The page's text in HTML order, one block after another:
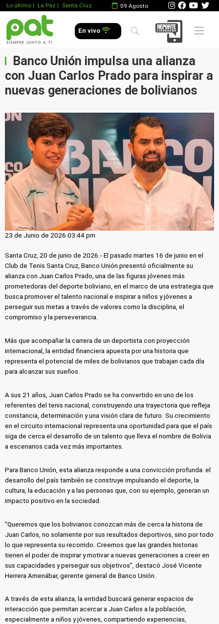
Lo último | La Paz | Santa Cruz 09 Agosto
En vivo Mobile
Banco Unión impulsa una alianza
con Juan Carlos Prado para inspirar a
nuevas generaciones de bolivianos
23 de Junio de 2026 03:44 pm
Santa Cruz, 20 de junio de 2026.- El pasado martes 16 de junio en el
Club de Tenis Santa Cruz, Banco Unión presentó oficialmente su
alianza con Juan Carlos Prado, una de las figuras jóvenes más
prometedoras del deporte boliviano, en el marco de una estrategia que
busca promover el talento nacional e inspirar a niños y jóvenes a
perseguir sus metas a través de valores como la disciplina, el
compromiso y la perseverancia.
Más que acompañar la carrera de un deportista con proyección
internacional, la entidad financiera apuesta por una historia que
representa el potencial de miles de bolivianos que trabajan cada día
para alcanzar sus sueños.
A sus 21 años, Juan Carlos Prado se ha convertido en uno de los
referentes del tenis nacional, construyendo una trayectoria que refleja
constancia, determinación y una visión clara de futuro. Su crecimiento
en el circuito internacional representa una oportunidad para que el país
siga de cerca el desarrollo de un talento que lleva el nombre de Bolivia
a escenarios cada vez más importantes.
Para Banco Unión, esta alianza responde a una convicción profunda: el
desarrollo del país también se construye impulsando el deporte, la
cultura, la educación y a las personas que, con su ejemplo, generan un
impacto positivo en la sociedad.
“Queremos que los bolivianos conozcan más de cerca la historia de
Juan Carlos, no solamente por sus resultados deportivos, sino por todo
lo que representa su recorrido. Creemos que las grandes historias
tienen el poder de inspirar y motivar a nuevas generaciones a creer en
sus capacidades y perseguir sus objetivos”, destacó José Vicente
Herrera Amenábar, gerente general de Banco Unión.
A través de esta alianza, la entidad buscará generar espacios de
interacción que permitan acercar a Juan Carlos a la población,
especialmente a niños y jóvenes, compartiendo experiencias,